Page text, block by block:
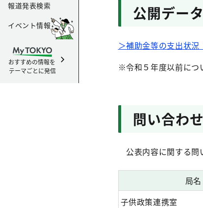
報道発表検索
イベント情報
おすすめの情報を
テーマごとに発信
公開データ
＞補助金等の支出状況
※令和５年度以前につ
問い合わ
公表内容に関する問
局名
子供政策連携室